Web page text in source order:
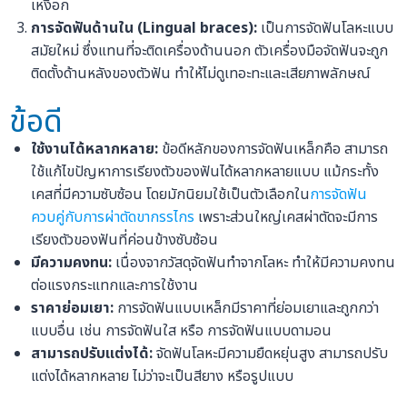
เหงือก
การจัดฟันด้านใน (Lingual braces): เป็นการจัดฟันโลหะแบบ
สมัยใหม่ ซึ่งแทนที่จะติดเครื่องด้านนอก ตัวเครื่องมือจัดฟันจะถูก
ติดตั้งด้านหลังของตัวฟัน ทำให้ไม่ดูเทอะทะและเสียภาพลักษณ์
ข้อดี
ใช้งานได้หลากหลาย: ข้อดีหลักของการจัดฟันเหล็กคือ สามารถ
ใช้แก้ไขปัญหาการเรียงตัวของฟันได้หลากหลายแบบ แม้กระทั้ง
เคสที่มีความซับซ้อน โดยมักนิยมใช้เป็นตัวเลือกในการจัดฟัน
ควบคู่กับการผ่าตัดขากรรไกร เพราะส่วนใหญ่เคสผ่าตัดจะมีการ
เรียงตัวของฟันที่ค่อนข้างซับซ้อน
มีความคงทน: เนื่องจากวัสดุจัดฟันทำจากโลหะ ทำให้มีความคงทน
ต่อแรงกระแทกและการใช้งาน
ราคาย่อมเยา: การจัดฟันแบบเหล็กมีราคาที่ย่อมเยาและถูกกว่า
แบบอื่น เช่น การจัดฟันใส หรือ การจัดฟันแบบดามอน
สามารถปรับแต่งได้:จัดฟันโลหะมีความยืดหยุ่นสูง สามารถปรับ
แต่งได้หลากหลาย ไม่ว่าจะเป็นสียาง หรือรูปแบบ